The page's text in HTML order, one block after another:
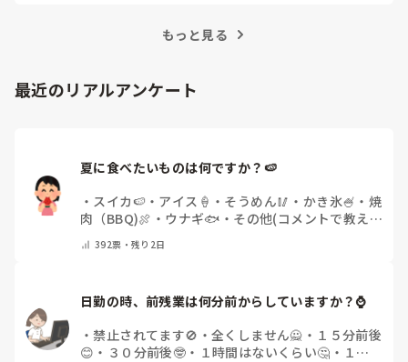
器械出し/点滴/器具の洗浄・パッキング・滅菌）
ですが、これもクリニックによって異なったりします。
いというところもあり、
そういうところだと外来は一切ノータッチなようです（私はそ
当で、
診察介助とOPEに関する業務が看護師の仕事ってところばかり
でした。
しかし今の勤務先はスタッフ数がめちゃくちゃ少ないこともあ
視能訓練士がいるのにも関わらず検査も色々とやらされます
長年眼科に勤めていても、職場が変われば勝手も変わるため新
人になりますから、
そこそこに合わせた動きをするより他ないかなと思います💦
もっと見る
最近のリアルアンケート
夏に食べたいものは何ですか？🍉
・ スイカ🍉 ・ アイス🍦 ・ そうめん🥢 ・ かき氷🍧 ・ 焼
肉（BBQ)🍖 ・ ウナギ🐟 ・ その他(コメントで教え
392票・残り2日
日勤の時、前残業は何分前からしていますか？⌚
・禁止されてます🚫 ・ 全くしません🙅 ・ １５分前後
😊 ・ ３０分前後🤓 ・ １時間はないくらい🤔 ・ １時